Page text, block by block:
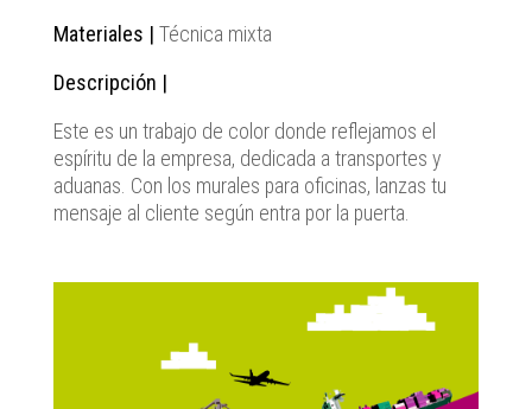
Materiales | Técnica mixta
Descripción |
Este es un trabajo de color donde reflejamos el
espíritu de la empresa, dedicada a transportes y
aduanas. Con los murales para oficinas, lanzas tu
mensaje al cliente según entra por la puerta.